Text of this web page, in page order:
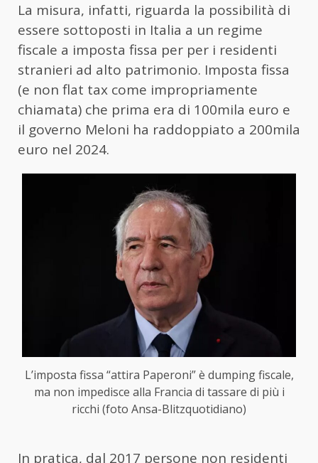
La misura, infatti, riguarda la possibilità di
essere sottoposti in Italia a un regime
fiscale a imposta fissa per per i residenti
stranieri ad alto patrimonio. Imposta fissa
(e non flat tax come impropriamente
chiamata) che prima era di 100mila euro e
il governo Meloni ha raddoppiato a 200mila
euro nel 2024.
L’imposta fissa “attira Paperoni” è dumping fiscale,
ma non impedisce alla Francia di tassare di più i
ricchi (foto Ansa-Blitzquotidiano)
In pratica, dal 2017 persone non residenti